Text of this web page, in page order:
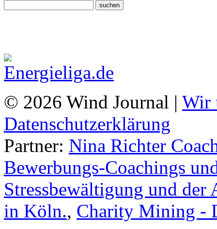
© 2026 Wind Journal | Wir
Datenschutzerklärung
Partner: Nina Richter
Bewerbungs-Coachings
Stressbewältigung und
in Köln., Charity Mining -